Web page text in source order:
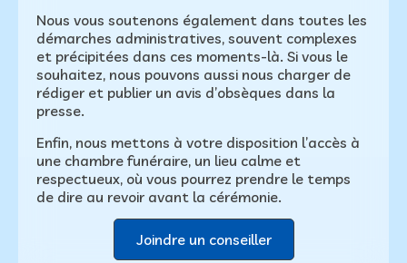
Nous vous soutenons également dans toutes les
démarches administratives, souvent complexes
et précipitées dans ces moments-là. Si vous le
souhaitez, nous pouvons aussi nous charger de
rédiger et publier un avis d’obsèques dans la
presse.
Enfin, nous mettons à votre disposition l’accès à
une chambre funéraire, un lieu calme et
respectueux, où vous pourrez prendre le temps
de dire au revoir avant la cérémonie.
Joindre un conseiller